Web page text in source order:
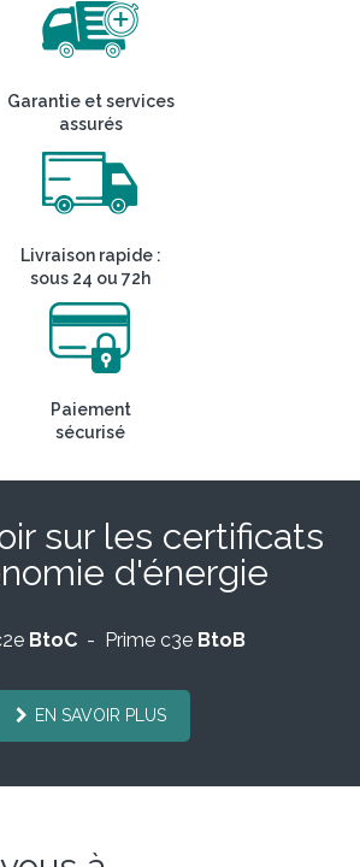
Garantie et services
assurés
Livraison rapide :
sous 24 ou 72h
Paiement
sécurisé
sur les certificats
d'énergie
BtoC- Prime c3e BtoB
EN SAVOIR PLUS